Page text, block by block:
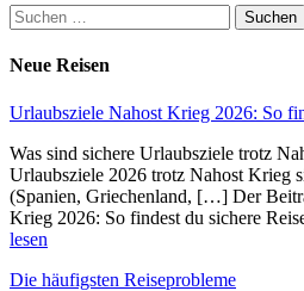
Suchen
nach:
Neue Reisen
Urlaubsziele Nahost Krieg 2026: So
Was sind sichere Urlaubsziele trotz
Urlaubsziele 2026 trotz Nahost Krieg
(Spanien, Griechenland, […] Der
Krieg 2026: So findest du sichere
lesen
Die häufigsten Reiseprobleme